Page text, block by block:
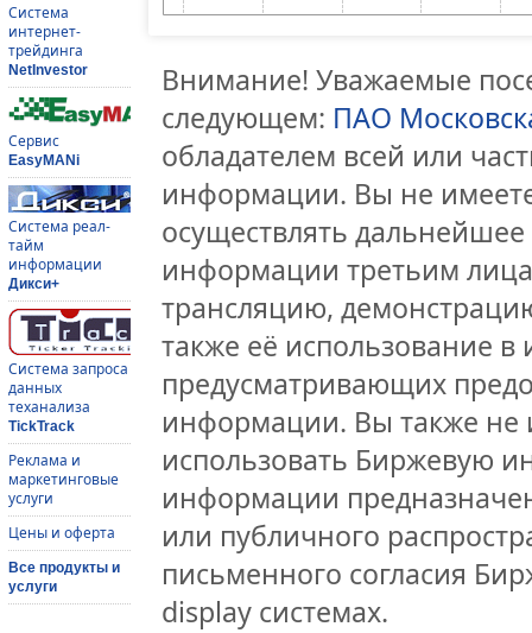
Система
интернет-
трейдинга
NetInvestor
Сервис
EasyMANi
Система реал-
тайм
информации
Дикси+
Система запроса
данных
теханализа
TickTrack
Реклама и
маркетинговые
услуги
Цены и оферта
Все продукты и
услуги
Внимание! Уважаемые
следующем: ПАО
обладателем всей или
информации. Вы не
осуществлять
информации третьим
трансляцию,
также её использование
предусматривающих
информации. Вы также не
использовать Биржевую
информации
или публичного
письменного согласия
display системах.